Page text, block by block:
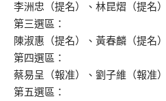
李洲忠（提名）、林昆熠（提名
第三選區：
陳淑惠（提名）、黃春麟（提名
第四選區：
蔡易呈（報准）、劉子維（報准
第五選區：